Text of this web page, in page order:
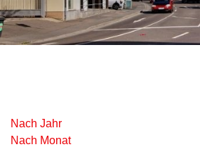
Nach Jahr
Nach Monat